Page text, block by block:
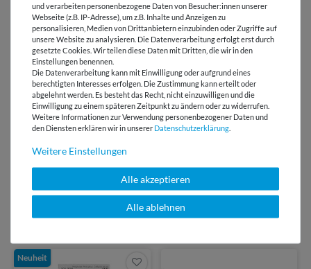
Versandkostenfrei ab 60 € -
Lieferung mit DHL
E-Mail Kundenservice
Antwort in 24h
Über 98% positive
Bewertungen
Über 110 Gratis
Schnittmuster für Dich
Neuheit
und verarbeiten personenbezogene Daten von Besucher:innen unserer
Webseite (z.B. IP-Adresse), um z.B. Inhalte und Anzeigen zu
personalisieren, Medien von Drittanbietern einzubinden oder Zugriffe auf
unsere Website zu analysieren. Die Datenverarbeitung erfolgt erst durch
gesetzte Cookies. Wir teilen diese Daten mit Dritten, die wir in den
Einstellungen benennen.
Die Datenverarbeitung kann mit Einwilligung oder aufgrund eines
berechtigten Interesses erfolgen. Die Zustimmung kann erteilt oder
abgelehnt werden. Es besteht das Recht, nicht einzuwilligen und die
Einwilligung zu einem späteren Zeitpunkt zu ändern oder zu widerrufen.
Weitere Informationen zur Verwendung personenbezogener Daten und
den Diensten erklären wir in unserer Daten­schutz­erklärung
Weitere Einstellungen
Alle akzeptieren
Alle ablehnen